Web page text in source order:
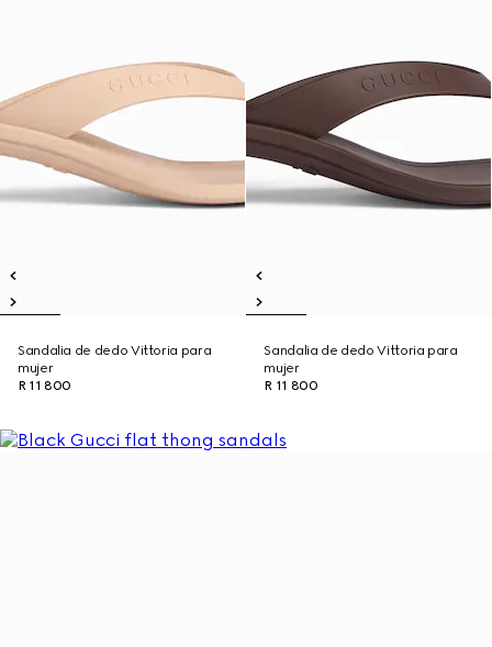
Sandalia de dedo Vittoria para
mujer
R 11 800
Sandalia de dedo Vittoria para
mujer
R 11 800